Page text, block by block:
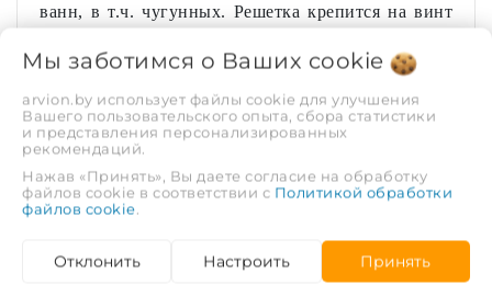
ванн, в т.ч. чугунных. Решетка крепится на винт
трубкой длиной 50см и металлической решеткой.
Колено сифона регулируемое с высотой
гидрозатвора 50 мм, имеет ревизионное отверстие,
заглушенное прокладкой и гайкой, для легкой
прочистки сифона без его демонтажа, а Г-образная
трубка отвода позволяет направить гофротрубу
комплекте с гофротрубой с универсальным
выходом в канализацию 40х40/50мм и прокладкой-
Мы заботимся о Ваших cookie
arvion.by использует файлы cookie для улучшения
Вашего пользовательского опыта, сбора статистики
и представления персонализированных
рекомендаций.
Нажав «Принять», Вы даете согласие на обработку
файлов cookie в соответствии с Политикой обработки
файлов cookie.
Отклонить Настроить Принять